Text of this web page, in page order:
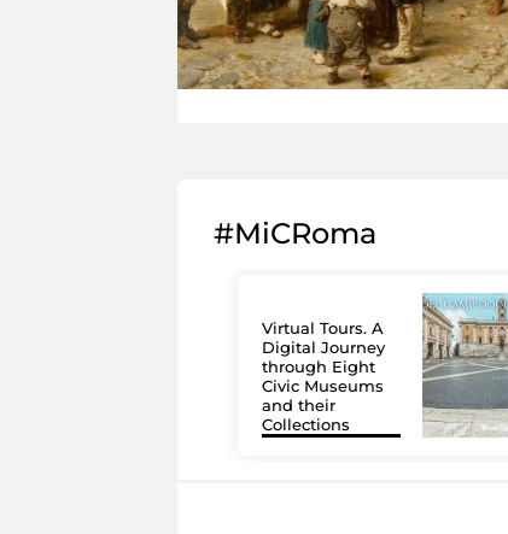
#MiCRoma
Virtual Tours. A
Digital Journey
through Eight
Civic Museums
and their
Collections